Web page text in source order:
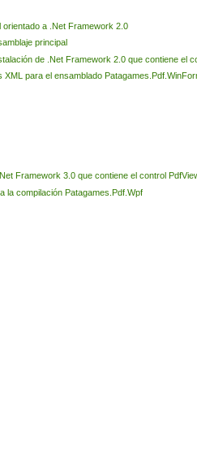
orientado a .Net Framework 2.0
principal
de .Net Framework 2.0 que contiene el
XML para el ensamblado
Framework 3.0 que contiene el control
la compilación Patagames.Pdf.Wpf